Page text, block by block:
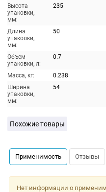
Высота
упаковки,
мм:
235
Длина
упаковки,
мм:
50
Объем
упаковки, л:
0.7
Масса, кг:
0.238
Ширина
упаковки,
мм:
54
Похожие товары
Применимость Отзывы
Нет информации о